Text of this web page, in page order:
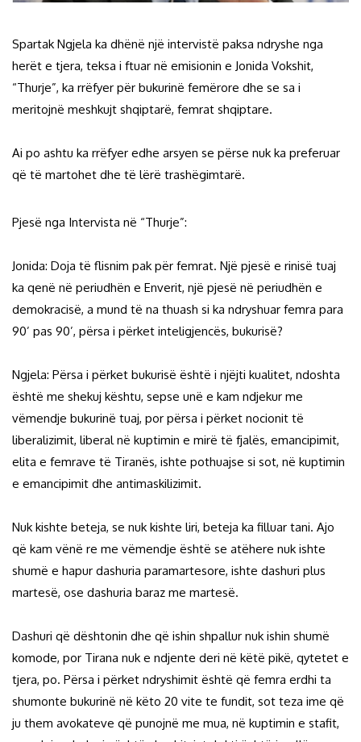
Spartak Ngjela ka dhënë një intervistë paksa ndryshe nga
herët e tjera, teksa i ftuar në emisionin e Jonida Vokshit,
“Thurje”, ka rrëfyer për bukurinë femërore dhe se sa i
meritojnë meshkujt shqiptarë, femrat shqiptare.
Ai po ashtu ka rrëfyer edhe arsyen se përse nuk ka preferuar
që të martohet dhe të lërë trashëgimtarë.
Pjesë nga Intervista në “Thurje”:
Jonida: Doja të flisnim pak për femrat. Një pjesë e rinisë tuaj
ka qenë në periudhën e Enverit, një pjesë në periudhën e
demokracisë, a mund të na thuash si ka ndryshuar femra para
90’ pas 90’, përsa i përket inteligjencës, bukurisë?
Ngjela: Përsa i përket bukurisë është i njëjti kualitet, ndoshta
është me shekuj kështu, sepse unë e kam ndjekur me
vëmendje bukurinë tuaj, por përsa i përket nocionit të
liberalizimit, liberal në kuptimin e mirë të fjalës, emancipimit,
elita e femrave të Tiranës, ishte pothuajse si sot, në kuptimin
e emancipimit dhe antimaskilizimit.
Nuk kishte beteja, se nuk kishte liri, beteja ka filluar tani. Ajo
që kam vënë re me vëmendje është se atëhere nuk ishte
shumë e hapur dashuria paramartesore, ishte dashuri plus
martesë, ose dashuria baraz me martesë.
Dashuri që dështonin dhe që ishin shpallur nuk ishin shumë
komode, por Tirana nuk e ndjente deri në këtë pikë, qytetet e
tjera, po. Përsa i përket ndryshimit është që femra erdhi ta
shumonte bukurinë në këto 20 vite te fundit, sot teza ime që
ju them avokateve që punojnë me mua, në kuptimin e stafit,